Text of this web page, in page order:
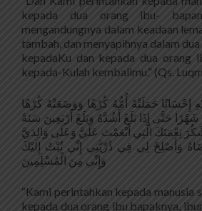
kepada dua orang ibu-
mengandungnya dalam keadaan
tambah, dan menyapihnya dalam
kepadaKu dan kepada dua orang
kepada-Kulah kembalimu.” (Qs.
إِحْسَانًا حَمَلَتْهُ أُمُّهُ كُرْهًا وَوَضَعَتْهُ كُرْهًا
حَتَّى إِذَا بَلَغَ أَشُدَّهُ وَبَلَغَ أَرْبَعِينَ سَنَةً
نِعْمَتَكَ الَّتِي أَنْعَمْتَ عَلَيَّ وَعَلَى وَالِدَيَّ
وَأَصْلِحْ لِي فِي ذُرِّيَّتِي إِنِّي تُبْتُ إِلَيْكَ
وَإِنِّي مِنَ الْمُسْلِمِينَ
“Kami perintahkan kepada manusia
kepada dua orang ibu bapaknya,